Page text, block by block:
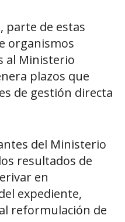
parte de estas
organismos
al Ministerio
plazos que
de gestión directa
del Ministerio
resultados de
en
expediente,
reformulación de